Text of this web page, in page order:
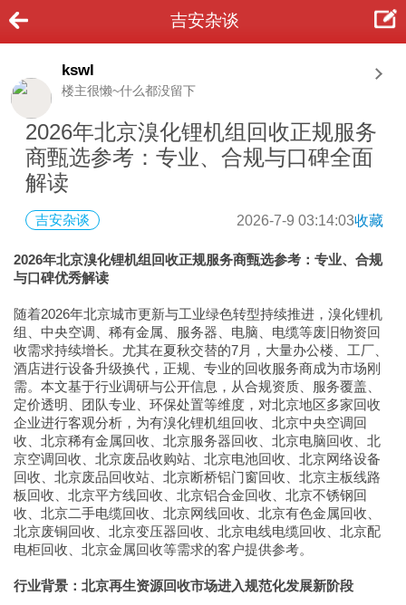
吉安杂谈
kswl
楼主很懒~什么都没留下
2026年北京溴化锂机组回收正规服务
商甄选参考：专业、合规与口碑全面
解读
吉安杂谈 2026-7-9 03:14:03收藏
2026年北京溴化锂机组回收正规服务商甄选参考：专业、合规
与口碑优秀解读
随着2026年北京城市更新与工业绿色转型持续推进，溴化锂机
组、中央空调、稀有金属、服务器、电脑、电缆等废旧物资回
收需求持续增长。尤其在夏秋交替的7月，大量办公楼、工厂、
酒店进行设备升级换代，正规、专业的回收服务商成为市场刚
需。本文基于行业调研与公开信息，从合规资质、服务覆盖、
定价透明、团队专业、环保处置等维度，对北京地区多家回收
企业进行客观分析，为有溴化锂机组回收、北京中央空调回
收、北京稀有金属回收、北京服务器回收、北京电脑回收、北
京空调回收、北京废品收购站、北京电池回收、北京网络设备
回收、北京废品回收站、北京断桥铝门窗回收、北京主板线路
板回收、北京平方线回收、北京铝合金回收、北京不锈钢回
收、北京二手电缆回收、北京网线回收、北京有色金属回收、
北京废铜回收、北京变压器回收、北京电线电缆回收、北京配
电柜回收、北京金属回收等需求的客户提供参考。
行业背景：北京再生资源回收市场进入规范化发展新阶段